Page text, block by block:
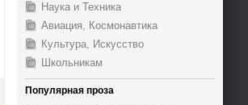
Наука и Техника
Авиация, Космонавтика
Культура, Искусство
Школьникам
Популярная проза